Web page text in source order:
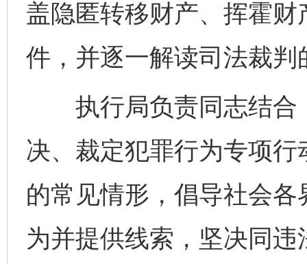
盖隐匿转移财产、挥霍
件，并逐一解读司法裁判
执行局负责同志结合
决、裁定犯罪行为专项
的常见情形，倡导社会
为并提供线索，坚决同
完善运行机制助力责任有效落实 一纸欠
东山县通报“牛蛙产品抗生素超标问题”